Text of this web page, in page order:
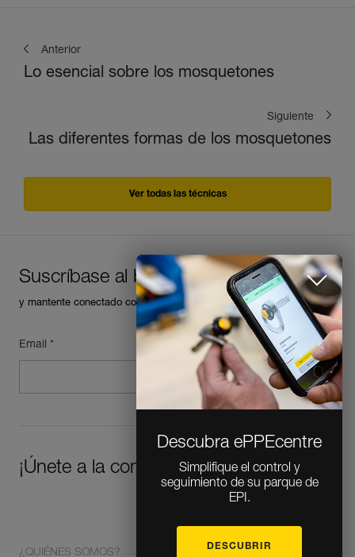
Anterior
Lo esencial sobre los mosquetones
Siguiente
Las diferentes formas de los mosquetones
Ver todas las técnicas
Descubra ePPEcentre
Simplifique el control y
seguimiento de su parque de
DESCUBRIR
Suscríbase al boletín
y mantente conectado con nuestras noticias
Email *
¡Únete a la comunidad!
¿QUIÉNES SOMOS?